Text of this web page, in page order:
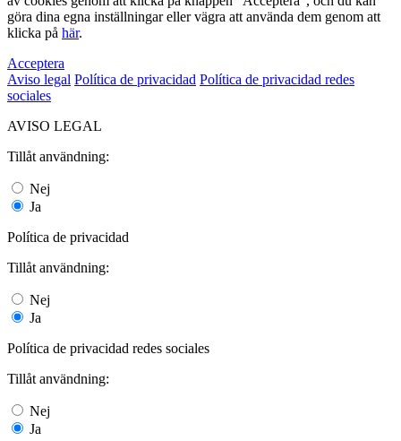
göra dina egna inställningar eller vägra att använda dem genom att
klicka på här.
Acceptera
Aviso legal Política de privacidad Política de privacidad redes
sociales
AVISO LEGAL
Tillåt användning:
Nej
Ja
Política de privacidad
Tillåt användning:
Nej
Ja
Política de privacidad redes sociales
Tillåt användning:
Nej
Ja